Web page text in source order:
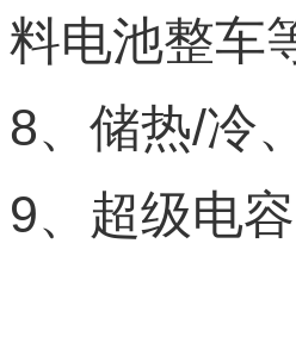
料电池整车
8、储热/冷
9、超级电